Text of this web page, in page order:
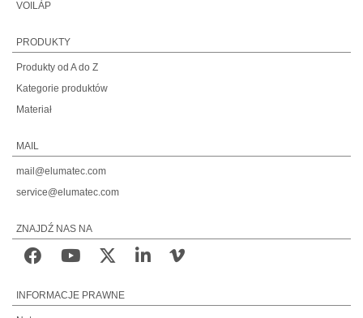
VOILÀP
PRODUKTY
Produkty od A do Z
Kategorie produktów
Materiał
MAIL
mail@elumatec.com
service@elumatec.com
ZNAJDŹ NAS NA
INFORMACJE PRAWNE